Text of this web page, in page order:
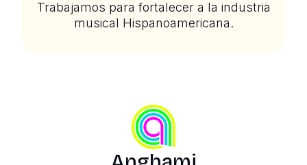
Trabajamos para fortalecer a la industria
musical Hispanoamericana.